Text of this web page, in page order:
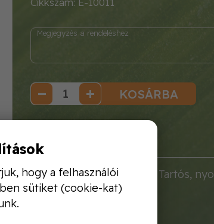
KOSÁRBA
kézi permetezőkhöz ajánlott. Tartós,
hosszú élettartamot.
hogy a felhasználói
sütiket (cookie-kat)